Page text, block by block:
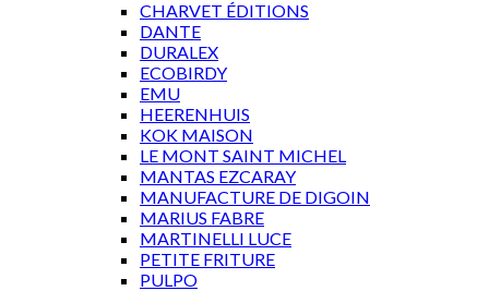
CHARVET ÉDITIONS
DANTE
DURALEX
ECOBIRDY
EMU
HEERENHUIS
KOK MAISON
LE MONT SAINT MICHEL
MANTAS EZCARAY
MANUFACTURE DE DIGOIN
MARIUS FABRE
MARTINELLI LUCE
PETITE FRITURE
PULPO